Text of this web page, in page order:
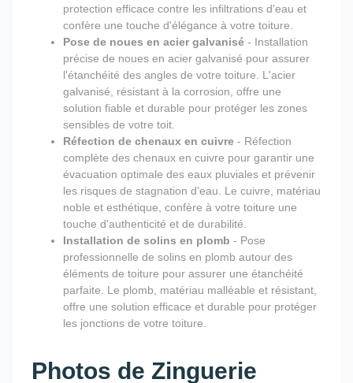
protection efficace contre les infiltrations d'eau et
confère une touche d'élégance à votre toiture.
Pose de noues en acier galvanisé - Installation
précise de noues en acier galvanisé pour assurer
l'étanchéité des angles de votre toiture. L'acier
galvanisé, résistant à la corrosion, offre une
solution fiable et durable pour protéger les zones
sensibles de votre toit.
Réfection de chenaux en cuivre - Réfection
complète des chenaux en cuivre pour garantir une
évacuation optimale des eaux pluviales et prévenir
les risques de stagnation d'eau. Le cuivre, matériau
noble et esthétique, confère à votre toiture une
touche d'authenticité et de durabilité.
Installation de solins en plomb - Pose
professionnelle de solins en plomb autour des
éléments de toiture pour assurer une étanchéité
parfaite. Le plomb, matériau malléable et résistant,
offre une solution efficace et durable pour protéger
les jonctions de votre toiture.
Photos de Zinguerie